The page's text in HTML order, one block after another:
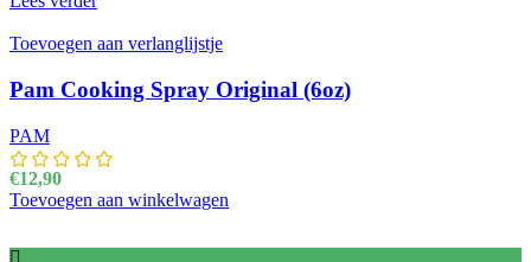
Toevoegen aan verlanglijstje
Pam Cooking Spray Original (6oz)
PAM
€12,90
Toevoegen aan winkelwagen